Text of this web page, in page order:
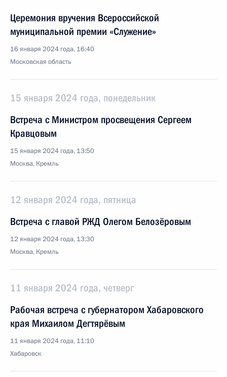
Церемония вручения Всероссийской
муниципальной премии «Служение»
16 января 2024 года, 16:40
Московская область
15 января 2024 года, понедельник
Встреча с Министром просвещения Сергеем
Кравцовым
15 января 2024 года, 13:50
Москва, Кремль
12 января 2024 года, пятница
Встреча с главой РЖД Олегом Белозёровым
12 января 2024 года, 13:30
Москва, Кремль
11 января 2024 года, четверг
Рабочая встреча с губернатором Хабаровского
края Михаилом Дегтярёвым
11 января 2024 года, 11:10
Хабаровск